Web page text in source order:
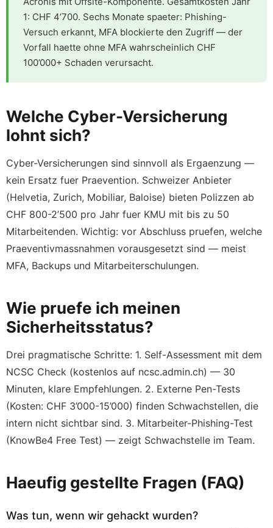
1: CHF 4’700. Sechs Monate spaeter: Phishing-
Versuch erkannt, MFA blockierte den Zugriff — der
Vorfall haette ohne MFA wahrscheinlich CHF
100’000+ Schaden verursacht.
Welche Cyber-Versicherung
lohnt sich?
Cyber-Versicherungen sind sinnvoll als Ergaenzung —
kein Ersatz fuer Praevention. Schweizer Anbieter
(Helvetia, Zurich, Mobiliar, Baloise) bieten Polizzen ab
CHF 800-2’500 pro Jahr fuer KMU mit bis zu 50
Mitarbeitenden. Wichtig: vor Abschluss pruefen, welche
Praeventivmassnahmen vorausgesetzt sind — meist
MFA, Backups und Mitarbeiterschulungen.
Wie pruefe ich meinen
Sicherheitsstatus?
Drei pragmatische Schritte: 1. Self-Assessment mit dem
NCSC Check (kostenlos auf ncsc.admin.ch) — 30
Minuten, klare Empfehlungen. 2. Externe Pen-Tests
(Kosten: CHF 3’000-15’000) finden Schwachstellen, die
intern nicht sichtbar sind. 3. Mitarbeiter-Phishing-Test
(KnowBe4 Free Test) — zeigt Schwachstelle im Team.
Haeufig gestellte Fragen (FAQ)
Was tun, wenn wir gehackt wurden?